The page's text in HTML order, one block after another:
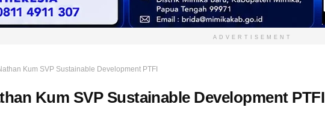
ADVERTISEMENT
Kum SVP Sustainable Development PTFI
Kum SVP Sustainable Development PTFI